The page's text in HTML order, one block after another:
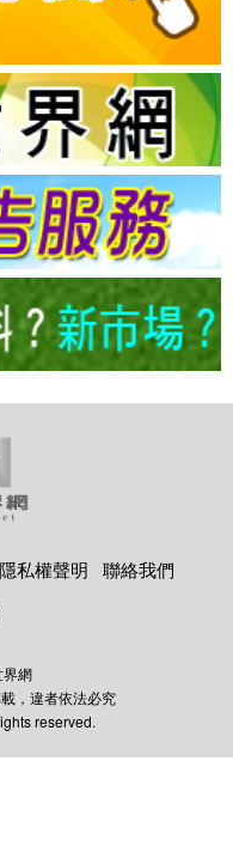
隱私權聲明
聯絡我們
網
，違者依法必究
reserved.